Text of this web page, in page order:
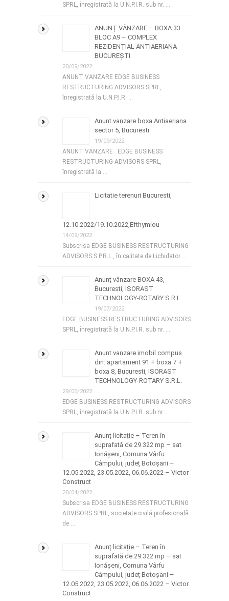
SPRL, înregistrată la U.N.P.I.R. sub nr. …
ANUNȚ VÂNZARE – BOXA 33
BLOC A9 – COMPLEX
REZIDENȚIAL ANTIAERIANA
BUCUREȘTI
20/09/2022
ANUNT VANZARE EDGE BUSINESS
RESTRUCTURING ADVISORS SPRL,
înregistrată la U.N.P.I.R. …
Anunt vanzare boxa Antiaeriana
sector 5, Bucuresti
19/09/2022
ANUNT VANZARE EDGE BUSINESS
RESTRUCTURING ADVISORS SPRL,
înregistrată la …
Licitatie terenuri Bucuresti,
12.10.2022/19.10.2022,Efthymiou
14/09/2022
Subscrisa EDGE BUSINESS RESTRUCTURING
ADVISORS S.P.R.L., în calitate de Lichidator …
Anunț vânzare BOXA 43,
Bucuresti, ISORAST
TECHNOLOGY-ROTARY S.R.L.
19/07/2022
EDGE BUSINESS RESTRUCTURING ADVISORS
SPRL, înregistrată la U.N.P.I.R. sub nr. …
Anunt vanzare imobil compus
din: apartament 91 + boxa 7 +
boxa 8, Bucuresti, ISORAST
TECHNOLOGY-ROTARY S.R.L.
29/06/2022
EDGE BUSINESS RESTRUCTURING ADVISORS
SPRL, înregistrată la U.N.P.I.R. sub nr. …
Anunț licitație – Teren în
suprafată de 29.322 mp – sat
Ionășeni, Comuna Vârfu
Câmpului, județ Botoșani –
12.05.2022, 23.05.2022, 06.06.2022 – Victor
Construct
20/04/2022
Subscrisa EDGE BUSINESS RESTRUCTURING
ADVISORS SPRL, societate civilă profesională
de …
Anunț licitație – Teren în
suprafată de 29.322 mp – sat
Ionășeni, Comuna Vârfu
Câmpului, județ Botoșani –
12.05.2022, 23.05.2022, 06.06.2022 – Victor
Construct